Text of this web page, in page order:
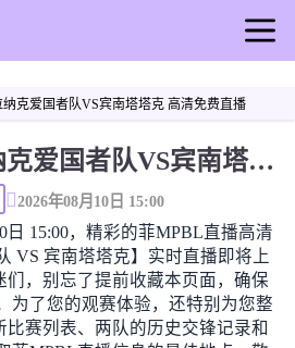
克爱国者队VS宾南塔塔克 高清免费直播
菲MPBL 帕拉纳克爱国者队VS宾南塔塔克高清直播免费观看
2026年08月10日 15:00
日 15:00，精彩的菲MPBL直播高清
VS 宾南塔塔克】实时直播即将上
，别忘了提前收藏本页面，确保
为了您的观赛体验，还特别为您整
赛列表、两队的历史交锋记录和